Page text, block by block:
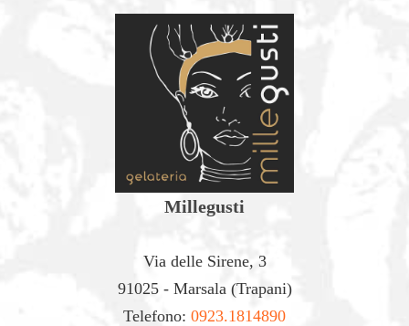
Millegusti
Via delle Sirene, 3
91025 - Marsala (Trapani)
Telefono: 0923.1814890